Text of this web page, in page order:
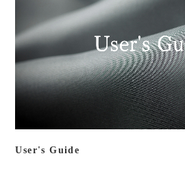
User's Guide